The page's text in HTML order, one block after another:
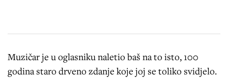
Muzičar je u oglasniku naletio baš na to isto, 100
godina staro drveno zdanje koje joj se toliko svidjelo.